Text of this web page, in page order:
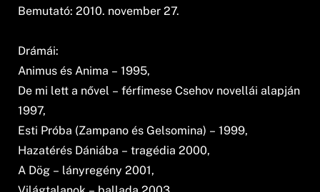
Bemutató: 2010. november 27.
Drámái:
Animus és Anima – 1995,
De mi lett a nővel – férfimese Csehov novellái alapján
1997,
Esti Próba (Zampano és Gelsomina) – 1999,
Hazatérés Dániába – tragédia 2000,
A Dög – lányregény 2001,